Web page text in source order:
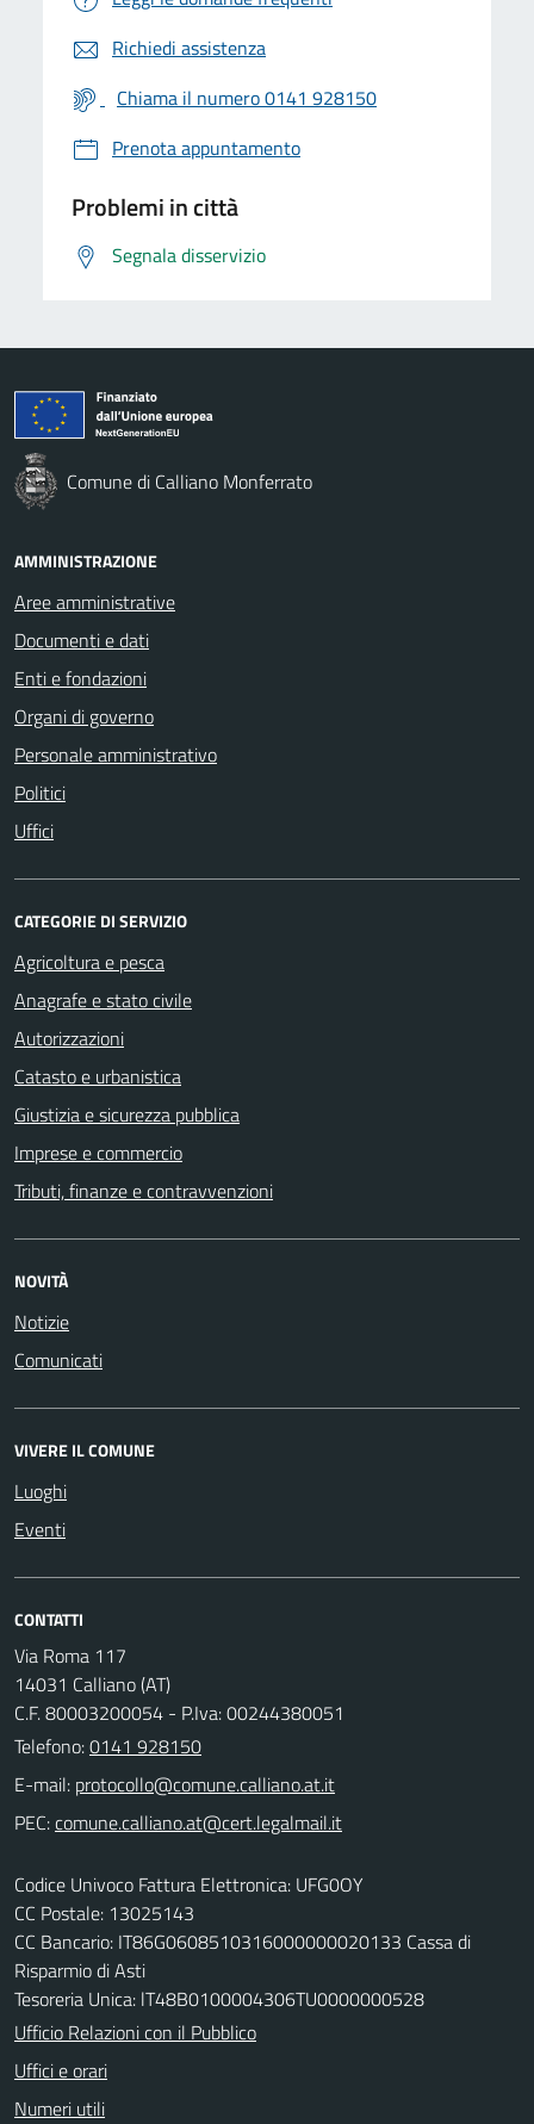
Richiedi assistenza
Chiama il numero 0141 928150
Prenota appuntamento
Problemi in città
Segnala disservizio
Comune di Calliano Monferrato
AMMINISTRAZIONE
Aree amministrative
Documenti e dati
Enti e fondazioni
Organi di governo
Personale amministrativo
Politici
Uffici
CATEGORIE DI SERVIZIO
Agricoltura e pesca
Anagrafe e stato civile
Autorizzazioni
Catasto e urbanistica
Giustizia e sicurezza pubblica
Imprese e commercio
Tributi, finanze e contravvenzioni
NOVITÀ
Notizie
Comunicati
VIVERE IL COMUNE
Luoghi
Eventi
CONTATTI
Via Roma 117
14031 Calliano (AT)
C.F. 80003200054 - P.Iva: 00244380051
Telefono:0141 928150
E-mail:
PEC:
Codice Univoco Fattura Elettronica: UFG0OY
CC Postale: 13025143
CC Bancario: IT86G0608510316000000020133 Cassa di
Risparmio di Asti
Tesoreria Unica: lT48B0100004306TU0000000528
Ufficio Relazioni con il Pubblico
Uffici e orari
Numeri utili